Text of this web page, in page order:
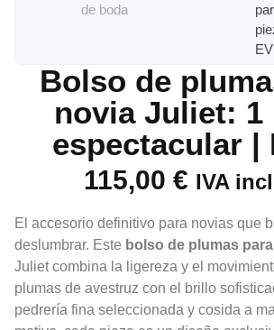
de boda
Bolso de
novia Juliet: 1
espectacular |
115,00 € IVA
El accesorio definitivo para novias que
deslumbrar. Este bolso de plumas
Juliet combina la ligereza y el
plumas de avestruz con el brillo
pedrería fina seleccionada y cosida a